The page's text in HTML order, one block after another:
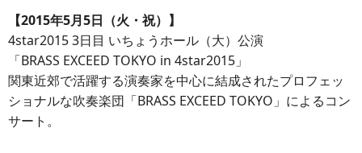
【2015年5月5日（火・祝）】
4star2015 3日目 いちょうホール（大）公演
「BRASS EXCEED TOKYO in 4star2015」
関東近郊で活躍する演奏家を中心に結成されたプロフェッ
ショナルな吹奏楽団「BRASS EXCEED TOKYO」によるコン
サート。